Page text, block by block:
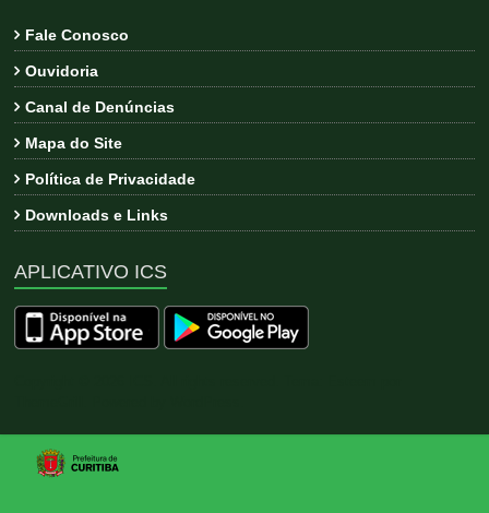
Fale Conosco
Ouvidoria
Canal de Denúncias
Mapa do Site
Política de Privacidade
Downloads e Links
APLICATIVO ICS